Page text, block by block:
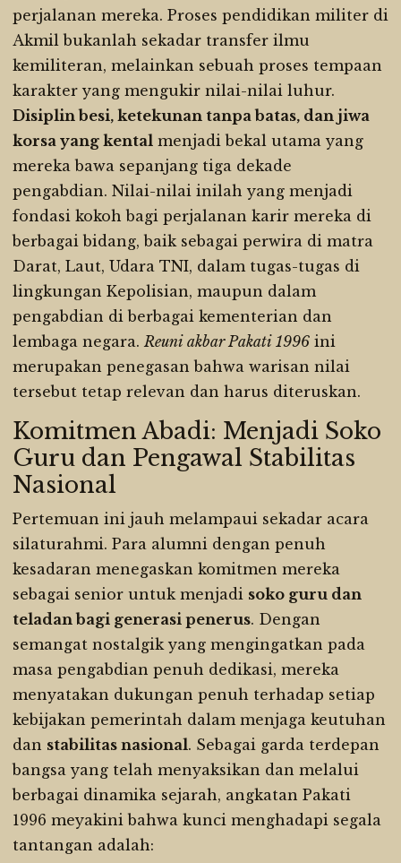
perjalanan mereka. Proses pendidikan militer di
Akmil bukanlah sekadar transfer ilmu
kemiliteran, melainkan sebuah proses tempaan
karakter yang mengukir nilai-nilai luhur.
Disiplin besi, ketekunan tanpa batas, dan jiwa
korsa yang kental menjadi bekal utama yang
mereka bawa sepanjang tiga dekade
pengabdian. Nilai-nilai inilah yang menjadi
fondasi kokoh bagi perjalanan karir mereka di
berbagai bidang, baik sebagai perwira di matra
Darat, Laut, Udara TNI, dalam tugas-tugas di
lingkungan Kepolisian, maupun dalam
pengabdian di berbagai kementerian dan
lembaga negara.Reuni akbar Pakati 1996 ini
merupakan penegasan bahwa warisan nilai
tersebut tetap relevan dan harus diteruskan.
Komitmen Abadi: Menjadi Soko
Guru dan Pengawal Stabilitas
Nasional
Pertemuan ini jauh melampaui sekadar acara
silaturahmi. Para alumni dengan penuh
kesadaran menegaskan komitmen mereka
sebagai senior untuk menjadi soko guru dan
teladan bagi generasi penerus. Dengan
semangat nostalgik yang mengingatkan pada
masa pengabdian penuh dedikasi, mereka
menyatakan dukungan penuh terhadap setiap
kebijakan pemerintah dalam menjaga keutuhan
dan stabilitas nasional. Sebagai garda terdepan
bangsa yang telah menyaksikan dan melalui
berbagai dinamika sejarah, angkatan Pakati
1996 meyakini bahwa kunci menghadapi segala
tantangan adalah: